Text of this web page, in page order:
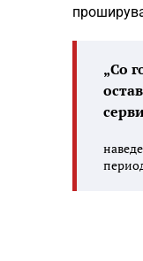
„Со